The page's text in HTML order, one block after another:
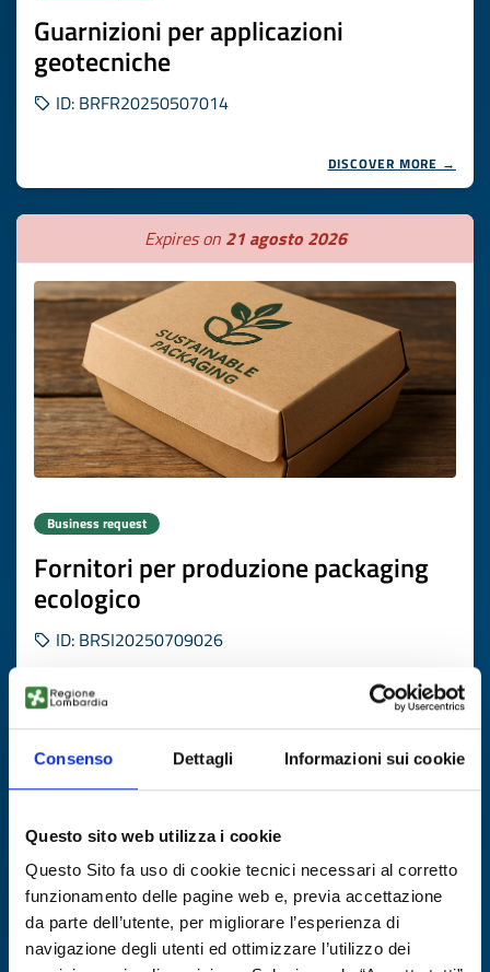
Consenso Dettagli Informazioni sui cookie
Questo sito web utilizza i cookie
Questo Sito fa uso di cookie tecnici necessari al corretto
funzionamento delle pagine web e, previa accettazione
da parte dell’utente, per migliorare l’esperienza di
navigazione degli utenti ed ottimizzare l’utilizzo dei
Guarnizioni per applicazioni
geotecniche
ID: BRFR20250507014
DISCOVER MORE →
Expires on 21 agosto 2026
Business request
Fornitori per produzione packaging
ecologico
ID: BRSI20250709026
DISCOVER MORE →
Expires on